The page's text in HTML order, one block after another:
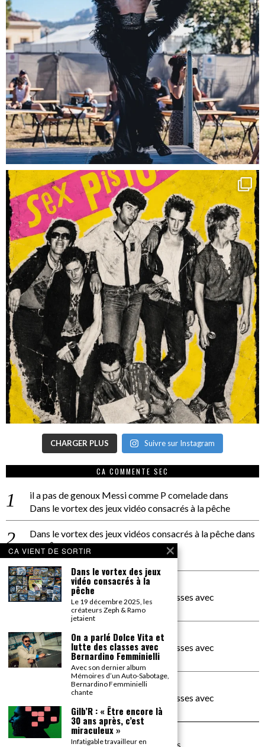
CHARGER PLUS Suivre sur Instagram
CA COMMENTE SEC
il a pas de genoux Messi comme P comeladedans
Dans le vortex des jeux vidéo consacrés à la pêche
Dans le vortex des jeux vidéos consacrés à la pêchedans
PACÔME THIELLEMENT
La séance d’Hip Gnose
La Patrie
dans
On a parlé Dolce Vita et lutte des classes avec
Bernardino Femminielli
carte noire negra à l'o tiededans
On a parlé Dolce Vita et lutte des classes avec
Bernardino Femminielli
moise et son mascarédans
On a parlé Dolce Vita et lutte des classes avec
Bernardino Femminielli
CA VIENT DE SORTIR
Dans le vortex des jeux
vidéo consacrés à la
pêche
Le 19 décembre 2025, les
créateurs Zeph & Ramo
jetaient
On a parlé Dolce Vita et
lutte des classes avec
Bernardino Femminielli
Avec son dernier album
Mémoires d’un Auto-Sabotage,
Bernardino Femminielli
chante
Gilb’R : « Être encore là
30 ans après, c’est
miraculeux »
Infatigable travailleur en